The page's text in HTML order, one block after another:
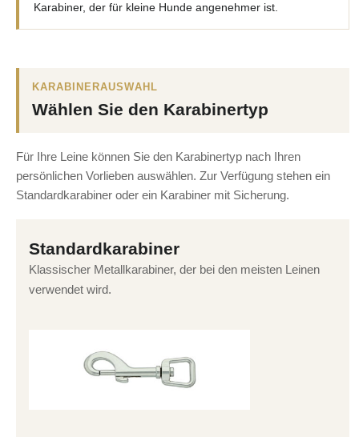
Karabiner, der für kleine Hunde angenehmer ist.
KARABINERAUSWAHL
Wählen Sie den Karabinertyp
Für Ihre Leine können Sie den Karabinertyp nach Ihren
persönlichen Vorlieben auswählen. Zur Verfügung stehen ein
Standardkarabiner oder ein Karabiner mit Sicherung.
Standardkarabiner
Klassischer Metallkarabiner, der bei den meisten Leinen
verwendet wird.